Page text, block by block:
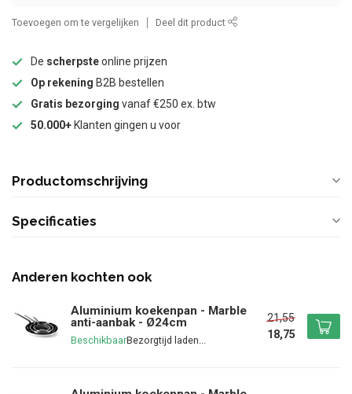
Toevoegen om te vergelijken Deel dit product
De scherpsteonline prijzen
Op rekening B2B bestellen
Gratis bezorging vanaf €250 ex. btw
50.000+ Klanten gingen u voor
Productomschrijving
Specificaties
Anderen kochten ook
Aluminium koekenpan - Marble
anti-aanbak - Ø24cm
Beschikbaar
21,55
18,75